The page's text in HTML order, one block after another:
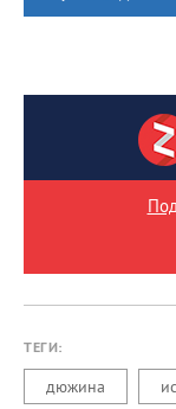
ТЕГИ:
дюжина